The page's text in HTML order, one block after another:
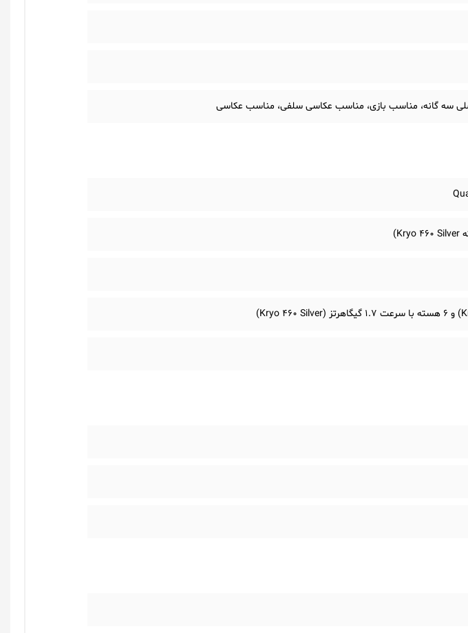
سه گانه، مناسب بازی، مناسب عکاسی سلفی، مناسب عکاسی